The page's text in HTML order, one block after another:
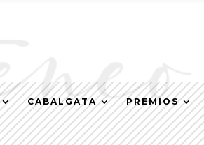
CABALGATA PREMIOS